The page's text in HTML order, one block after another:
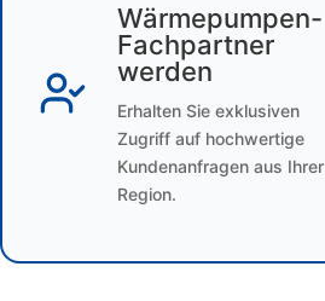
Wärmepumpen-
Fachpartner
werden
Erhalten Sie exklusiven
Zugriff auf hochwertige
Kundenanfragen aus Ihrer
Region.